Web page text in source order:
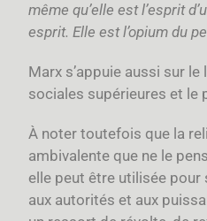
même qu’elle est l’esprit
esprit. Elle est l’opium du
Marx s’appuie aussi sur
sociales supérieures et le
À noter toutefois que la
ambivalente que ne le
elle peut être utilisée
aux autorités et aux